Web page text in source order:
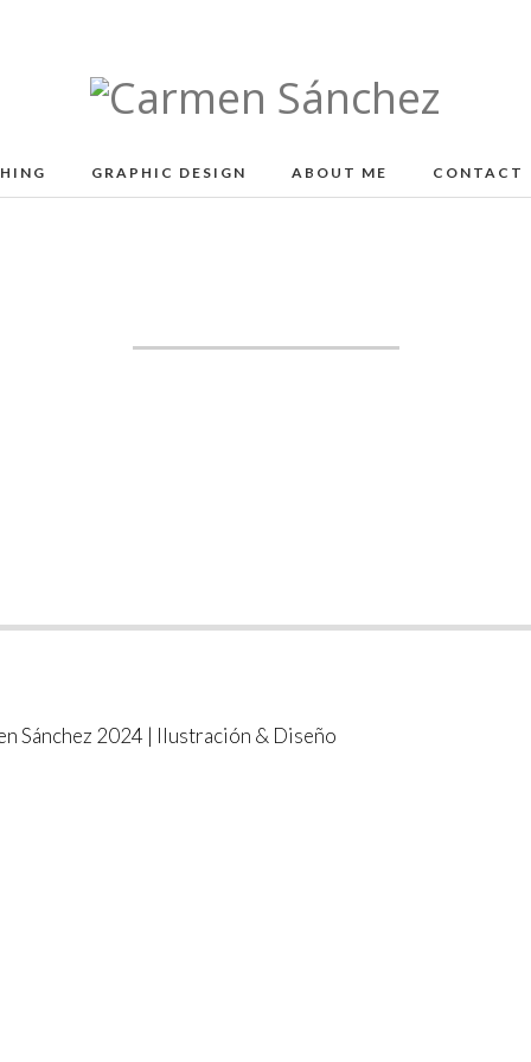
Sánchez
GRAPHIC DESIGN ABOUT ME CONTACT
Sánchez 2024 | Ilustración & Diseño